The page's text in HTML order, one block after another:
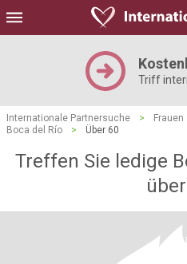
Triff
Internationale Partnersuche > Frauen
Boca del Río
> Über 60
Treffen Sie ledige